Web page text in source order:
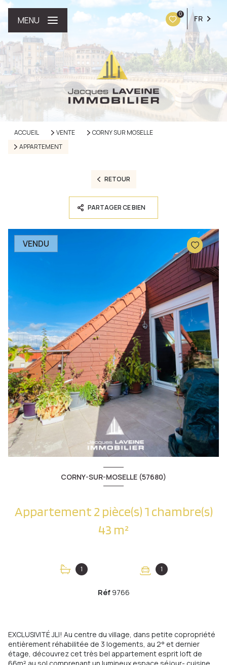
0 FR
MENU
ACCUEIL VENTE
CORNY SUR MOSELLE
APPARTEMENT
RETOUR
PARTAGER CE BIEN
VENDU
CORNY-SUR-MOSELLE (57680)
Appartement 2 pièce(s) 1 chambre(s)
43 m²
1 1
Réf 9766
EXCLUSIVITÉ JLI! Au centre du village, dans petite copropriété
entièrement réhabilitée de 3 logements, au 2° et dernier
étage, découvrez cet très bel appartement esprit loft de